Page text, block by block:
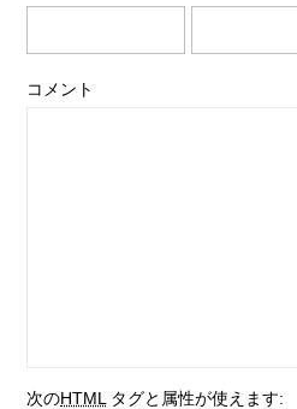
コメント
次のHTML タグと属性が使えます: